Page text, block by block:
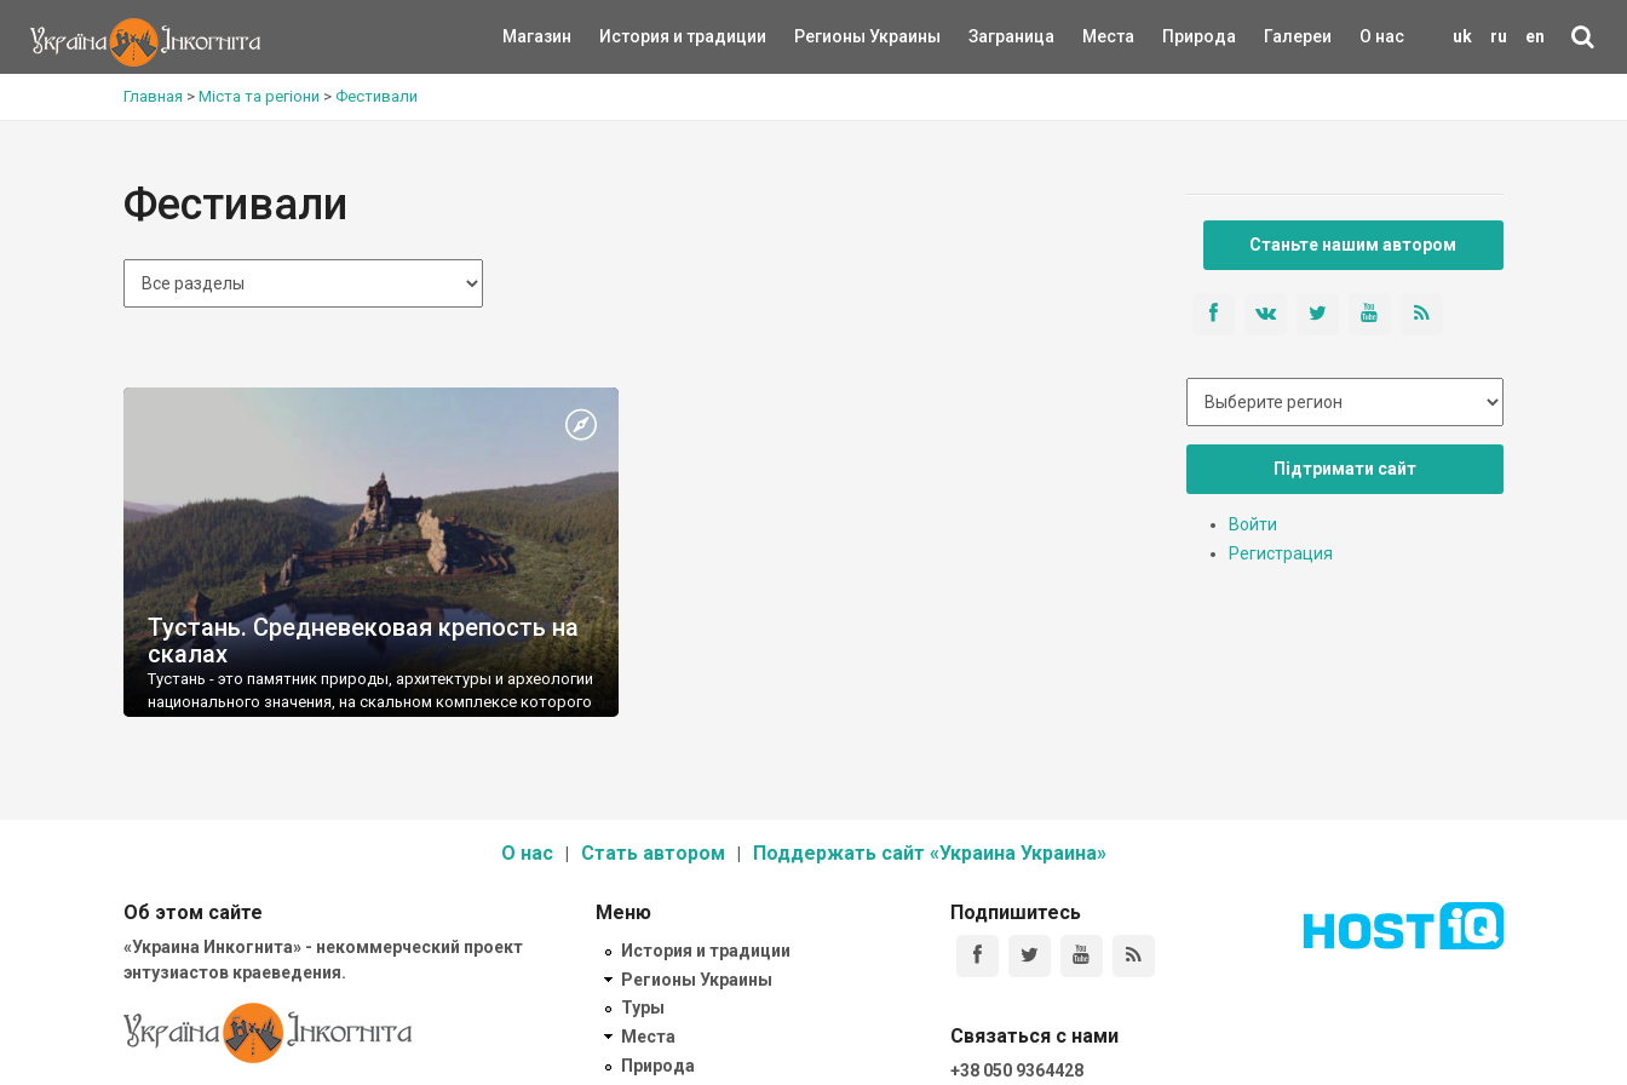
uk ru en
Магазин История и традиции Регионы Украины Заграница Места Природа Галереи О нас
Главная > Міста та регіони > Фестивали
Фестивали
Тустань. Средневековая крепость на
скалах
Тустань - это памятник природы, архитектуры и археологии
национального значения, на скальном комплексе которого
Станьте нашим автором
Підтримати сайт
Войти
Регистрация
О нас Стать автором Поддержать сайт «Украина Украина»
Об этом сайте
«Украина Инкогнита» - некоммерческий проект
энтузиастов краеведения.
Меню
История и традиции
Регионы Украины
Туры
Места
Природа
Подпишитесь
Связаться с нами
+38 050 9364428